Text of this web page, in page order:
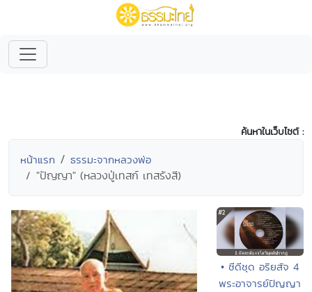
ค้นหาในเว็บไซต์ :
หน้าแรก ธรรมะจากหลวงพ่อ
"ปัญญา" (หลวงปู่เทสก์ เทสรังสี)
• ซีดีชุด อริยสัจ 4
พระอาจารย์ปัญญา